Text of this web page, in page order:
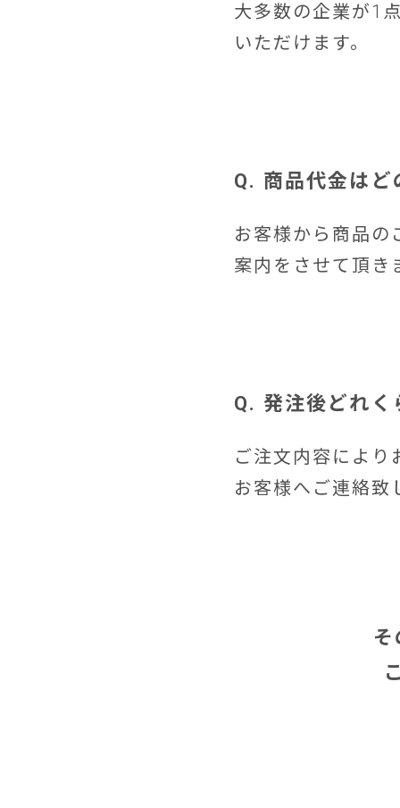
大多数の企業が1
いただけます。
Q. 商品代金はど
お客様から商品の
案内をさせて頂き
Q. 発注後どれく
ご注文内容により
お客様へご連絡致